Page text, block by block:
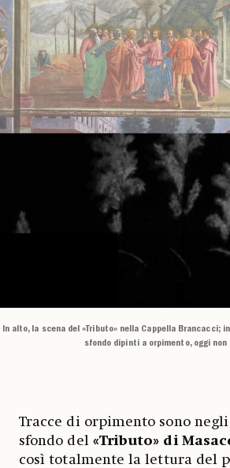
In alto, la scena del «Tributo» nella Cappella Brancacci;
sfondo dipinti a orpimento, oggi non
Tracce di orpimento sono
sfondo del «Tributo» di
così totalmente la lettura del